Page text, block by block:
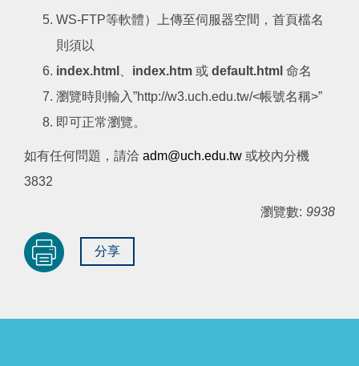
WS-FTP等軟體）上傳至伺服器空間，首頁檔名
則須以
index.html
index.htm 或 default.html 命名
瀏覽時則輸入”http://w3.uch.edu.tw/<帳號名稱>”
即可正常瀏覽。
如有任何問題，請洽 adm@uch.edu.tw 或校內分機
3832
瀏覽數: 9938
分享